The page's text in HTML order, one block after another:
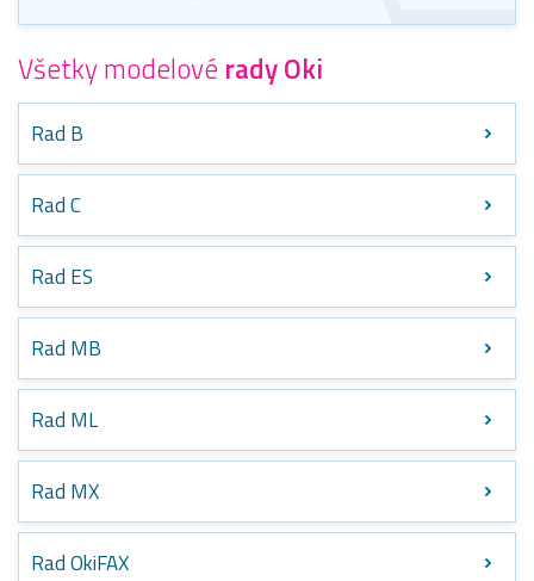
Všetky modelové rady Oki
Rad B
Rad C
Rad ES
Rad MB
Rad ML
Rad MX
Rad OkiFAX